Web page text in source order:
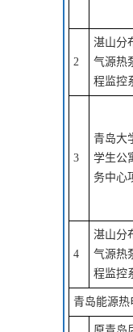
2
湛山分
气源热
程监控
3
青岛大
学生公
务中心
4
湛山分
气源热
程监控
青岛能源热